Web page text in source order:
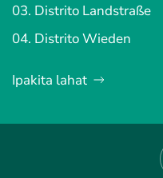
03. Distrito Landstraße
04. Distrito Wieden
Ipakita lahat